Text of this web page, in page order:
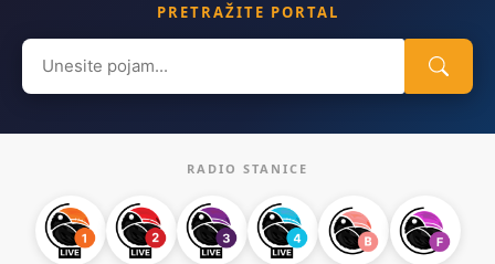
PRETRAŽITE PORTAL
Search
for:
RADIO STANICE